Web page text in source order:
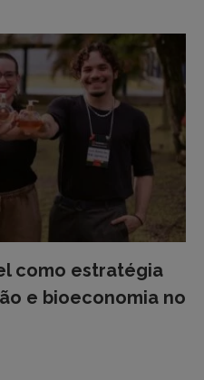
como estratégia
e bioeconomia no